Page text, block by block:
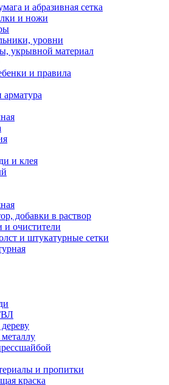
и абразивная сетка
и ножи
уровни
укрывной материал
и правила
и клея
добавки в раствор
и очистители
и штукатурные сетки
и пропитки
краска